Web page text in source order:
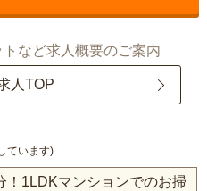
など求人概要のご案内
人TOP
ています)
！1LDKマンションでのお掃